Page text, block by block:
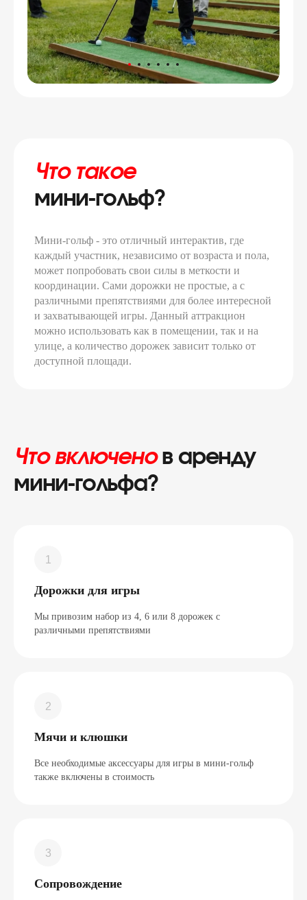
Что такое
мини-гольф?
Мини-гольф - это отличный интерактив, где
каждый участник, независимо от возраста и пола,
может попробовать свои силы в меткости и
координации. Сами дорожки не простые, а с
различными препятствиями для более интересной
и захватывающей игры. Данный аттракцион
можно использовать как в помещении, так и на
улице, а количество дорожек зависит только от
доступной площади.
Что включенов аренду
мини-гольфа?
Дорожки для игры
Мы привозим набор из 4, 6 или 8 дорожек с
различными препятствиями
Мячи и клюшки
Все необходимые аксессуары для игры в мини-гольф
также включены в стоимость
Сопровождение